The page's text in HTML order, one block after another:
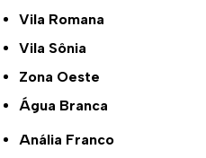
Vila Romana
Vila Sônia
Zona Oeste
Água Branca
Anália Franco